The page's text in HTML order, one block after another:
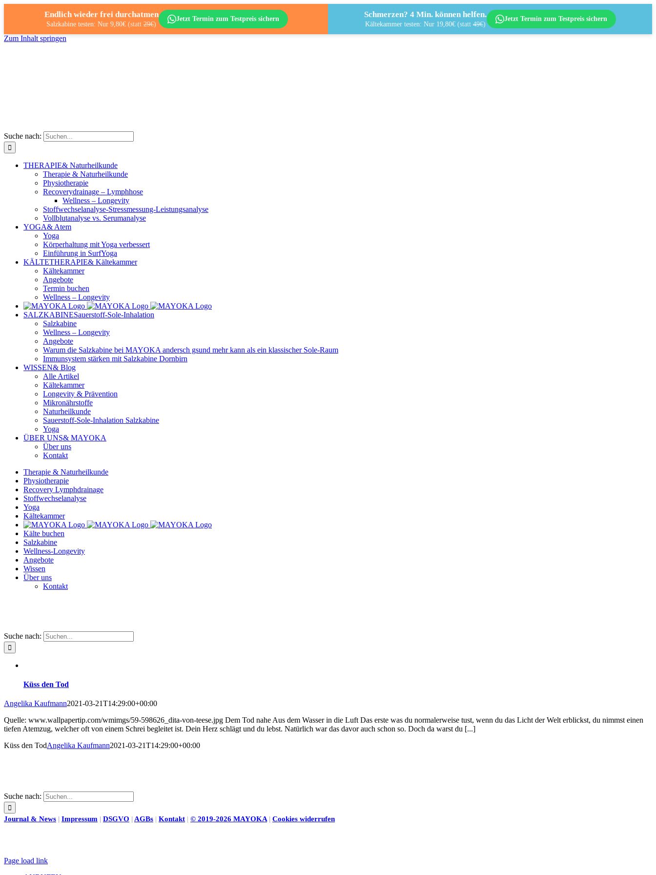
Endlich wieder frei durchatmen
Salzkabine testen: Nur 9,80€ (statt 29€)
Jetzt Termin zum Testpreis sichern Schmerzen? 4 Min. können helfen.
Kältekammer testen: Nur 19,80€ (statt 49€)
Jetzt Termin zum Testpreis sichern
Zum Inhalt springen
Suche nach:
THERAPIE& Naturheilkunde
Therapie & Naturheilkunde
Physiotherapie
Recoverydrainage – Lymphhose
Wellness – Longevity
Stoffwechselanalyse-Stressmessung-Leistungsanalyse
Vollblutanalyse vs. Serumanalyse
YOGA& Atem
Yoga
Körperhaltung mit Yoga verbessert
Einführung in SurfYoga
KÄLTETHERAPIE& Kältekammer
Kältekammer
Angebote
Termin buchen
Wellness – Longevity
SALZKABINESauerstoff-Sole-Inhalation
Salzkabine
Wellness – Longevity
Angebote
Warum die Salzkabine bei MAYOKA andersch gsund mehr kann als ein klassischer Sole-Raum
Immunsystem stärken mit Salzkabine Dornbirn
WISSEN& Blog
Alle Artikel
Kältekammer
Longevity & Prävention
Mikronährstoffe
Naturheilkunde
Sauerstoff-Sole-Inhalation Salzkabine
Yoga
ÜBER UNS& MAYOKA
Über uns
Kontakt
Therapie & Naturheilkunde
Physiotherapie
Recovery Lymphdrainage
Stoffwechselanalyse
Yoga
Kältekammer
Kälte buchen
Salzkabine
Wellness-Longevity
Angebote
Wissen
Über uns
Kontakt
Suche nach:
Küss den Tod
Angelika Kaufmann2021-03-21T14:29:00+00:00
Quelle: www.wallpapertip.com/wmimgs/59-598626_dita-von-teese.jpg Dem Tod nahe Aus dem Wasser in die Luft Das erste was du normalerweise tust, wenn du das Licht der Welt erblickst, du nimmst einen
tiefen Atemzug, welcher oft von einem Schrei begleitet ist. Dein Herz schlägt und du lebst. Natürlich war das davor auch schon so. Doch da warst du [...]
Küss den TodAngelika Kaufmann2021-03-21T14:29:00+00:00
Suche nach:
Journal & News | Impressum | DSGVO | AGBs | Kontakt | © 2019-2026 MAYOKA | Cookies widerrufen
Page load link